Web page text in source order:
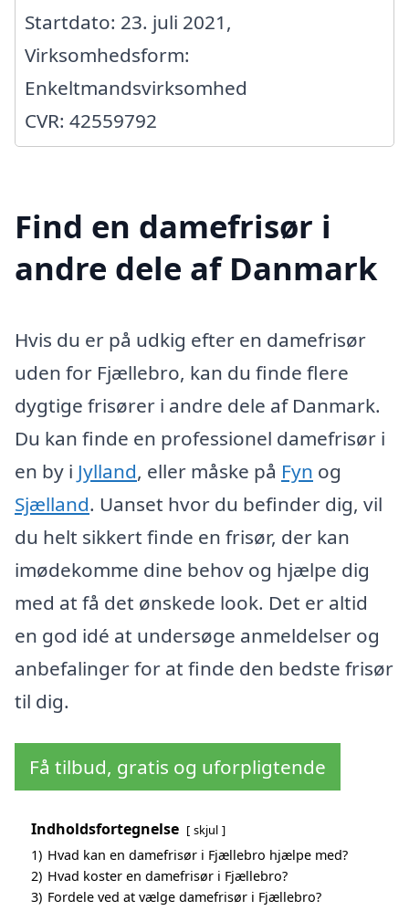
Startdato: 23. juli 2021,
Virksomhedsform:
Enkeltmandsvirksomhed
CVR: 42559792
Find en damefrisør i
andre dele af Danmark
Hvis du er på udkig efter en damefrisør
uden for Fjællebro, kan du finde flere
dygtige frisører i andre dele af Danmark.
Du kan finde en professionel damefrisør i
en by i Jylland, eller måske på Fyn og
Sjælland. Uanset hvor du befinder dig, vil
du helt sikkert finde en frisør, der kan
imødekomme dine behov og hjælpe dig
med at få det ønskede look. Det er altid
en god idé at undersøge anmeldelser og
anbefalinger for at finde den bedste frisør
til dig.
Få tilbud, gratis og uforpligtende
Indholdsfortegnelse skjul
1) Hvad kan en damefrisør i Fjællebro hjælpe med?
2) Hvad koster en damefrisør i Fjællebro?
3) Fordele ved at vælge damefrisør i Fjællebro?